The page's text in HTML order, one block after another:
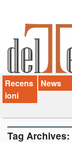
News
Palazzi consiglia
Video
Chi siamo
Contatti
Recens
ioni
News
Tag Archives: